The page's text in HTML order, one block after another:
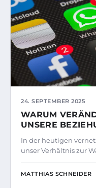
24. SEPTEMBER 2025
WARUM
UNSERE
In der heutigen
unser Verhältnis zur
MATTHIAS SCHNEIDER